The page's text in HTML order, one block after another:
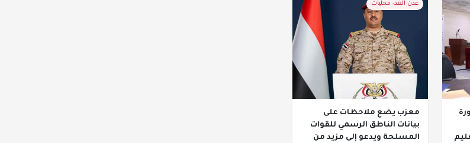
عدن الغد- محليات
معزب يضع ملاحظات على
بيانات الناطق الرسمي للقوات
المسلحة ويدعو إلى مزيد من